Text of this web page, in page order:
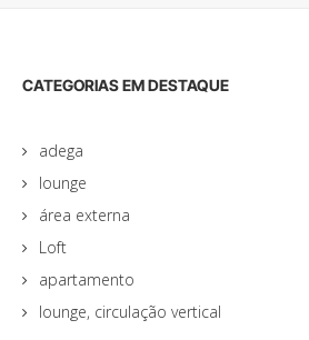
CATEGORIAS EM DESTAQUE
adega
lounge
área externa
Loft
apartamento
lounge, circulação vertical